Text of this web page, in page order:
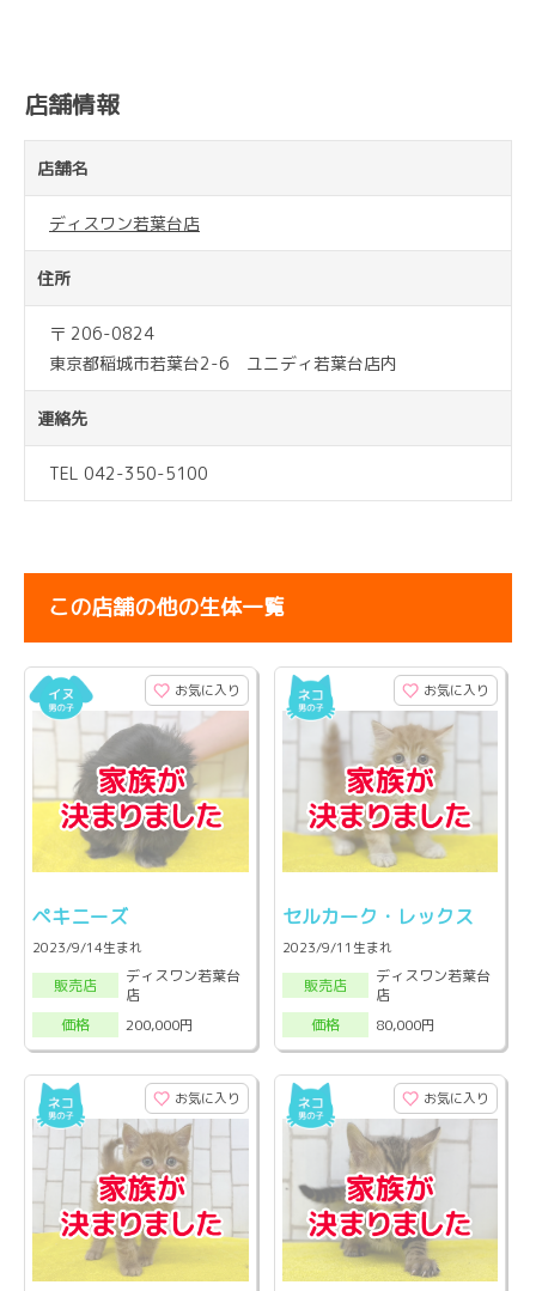
店舗情報
店舗名
ディスワン若葉台店
住所
〒 206-0824
東京都稲城市若葉台2-6 ユニディ若葉台店内
連絡先
TEL 042-350-5100
この店舗の他の生体一覧
お気に入り
ペキニーズ
2023/9/14生まれ
販売店
ディスワン若葉台
店
価格
200,000円
お気に入り
セルカーク・レックス
2023/9/11生まれ
販売店
ディスワン若葉台
店
価格
80,000円
お気に入り お気に入り